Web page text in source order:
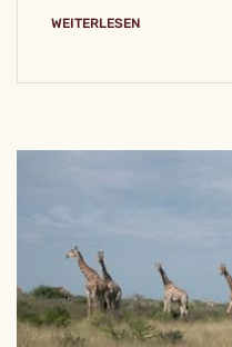
WEITERLESEN